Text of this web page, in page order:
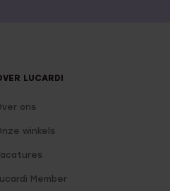
LUCARDI
ons
winkels
Member